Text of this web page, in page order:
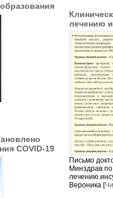
COVID-19
лечению
Письмо
Минздрав
лечению
Вероника [